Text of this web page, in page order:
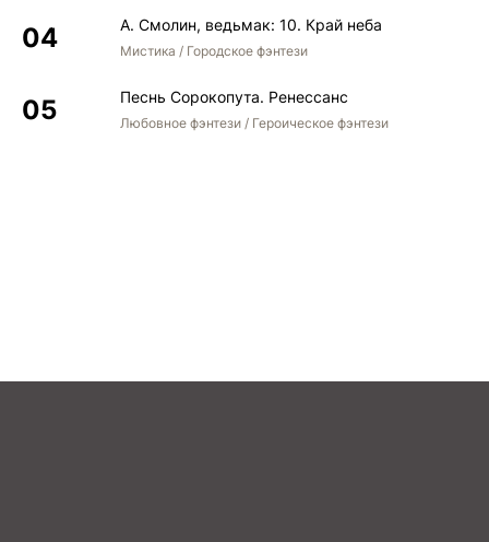
А. Смолин, ведьмак: 10. Край неба
Мистика / Городское фэнтези
Песнь Сорокопута. Ренессанс
Любовное фэнтези / Героическое фэнтези